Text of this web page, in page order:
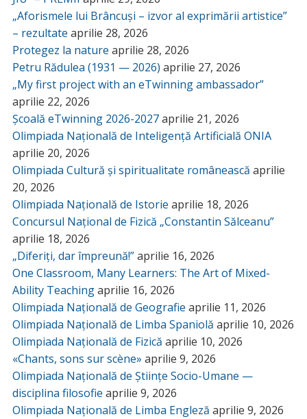
„Aforismele lui Brâncuși – izvor al exprimării artistice”
– rezultate aprilie 28, 2026
Protegez la nature aprilie 28, 2026
Petru Rădulea (1931 — 2026) aprilie 27, 2026
„My first project with an eTwinning ambassador”
aprilie 22, 2026
Școală eTwinning 2026-2027aprilie 21, 2026
Olimpiada Națională de Inteligență Artificială ONIA
aprilie 20, 2026
Olimpiada Cultură și spiritualitate românească aprilie
20, 2026
Olimpiada Națională de Istorie aprilie 18, 2026
Concursul Național de Fizică „Constantin Sălceanu”
aprilie 18, 2026
„Diferiți, dar împreună!”aprilie 16, 2026
One Classroom, Many Learners: The Art of Mixed-
Ability Teachingaprilie 16, 2026
Olimpiada Națională de Geografie aprilie 11, 2026
Olimpiada Națională de Limba Spaniolă aprilie 10, 2026
Olimpiada Națională de Fizică aprilie 10, 2026
«Chants, sons sur scène» aprilie 9, 2026
Olimpiada Națională de Științe Socio-Umane —
disciplina filosofie aprilie 9, 2026
Olimpiada Națională de Limba Engleză aprilie 9, 2026